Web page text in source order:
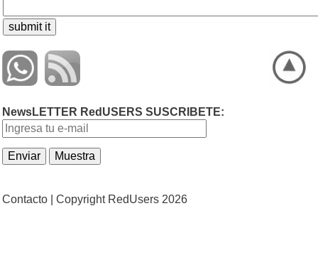
NewsLETTER RedUSERS SUSCRIBETE:
Contacto | Copyright RedUsers 2026